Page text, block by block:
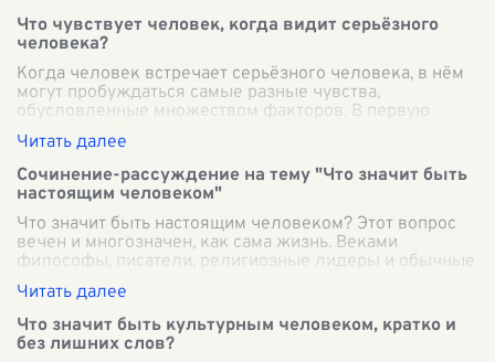
Что чувствует человек, когда видит серьёзного
человека?
Когда человек встречает серьёзного человека, в нём
могут пробуждаться самые разные чувства,
обусловленные множеством факторов. В первую
очередь, серьёзность другого человека способ
Сочинение-рассуждение на тему "Что значит быть
настоящим человеком"
Что значит быть настоящим человеком? Этот вопрос
вечен и многозначен, как сама жизнь. Веками
философы, писатели, религиозные лидеры и обычные
люди спорили о том, что именно делает
Что значит быть культурным человеком, кратко и
без лишних слов?